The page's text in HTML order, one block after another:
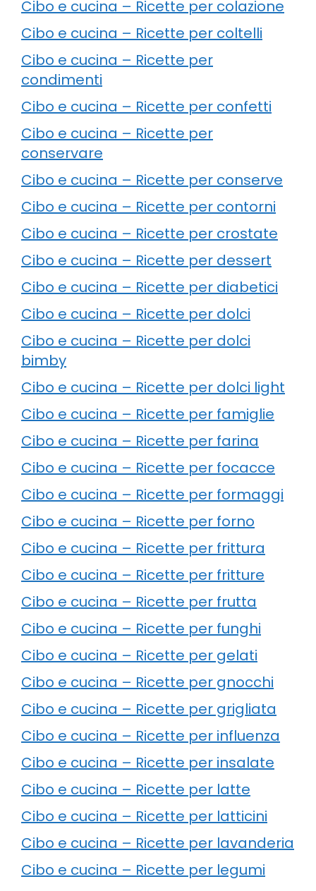
Cibo e cucina – Ricette per colazione
Cibo e cucina – Ricette per coltelli
Cibo e cucina – Ricette per
condimenti
Cibo e cucina – Ricette per confetti
Cibo e cucina – Ricette per
conservare
Cibo e cucina – Ricette per conserve
Cibo e cucina – Ricette per contorni
Cibo e cucina – Ricette per crostate
Cibo e cucina – Ricette per dessert
Cibo e cucina – Ricette per diabetici
Cibo e cucina – Ricette per dolci
Cibo e cucina – Ricette per dolci
bimby
Cibo e cucina – Ricette per dolci light
Cibo e cucina – Ricette per famiglie
Cibo e cucina – Ricette per farina
Cibo e cucina – Ricette per focacce
Cibo e cucina – Ricette per formaggi
Cibo e cucina – Ricette per forno
Cibo e cucina – Ricette per frittura
Cibo e cucina – Ricette per fritture
Cibo e cucina – Ricette per frutta
Cibo e cucina – Ricette per funghi
Cibo e cucina – Ricette per gelati
Cibo e cucina – Ricette per gnocchi
Cibo e cucina – Ricette per grigliata
Cibo e cucina – Ricette per influenza
Cibo e cucina – Ricette per insalate
Cibo e cucina – Ricette per latte
Cibo e cucina – Ricette per latticini
Cibo e cucina – Ricette per lavanderia
Cibo e cucina – Ricette per legumi